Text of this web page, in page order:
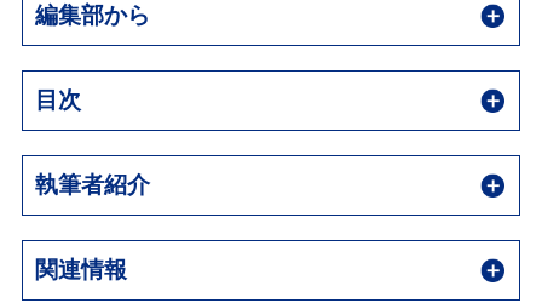
編集部から
目次
執筆者紹介
関連情報